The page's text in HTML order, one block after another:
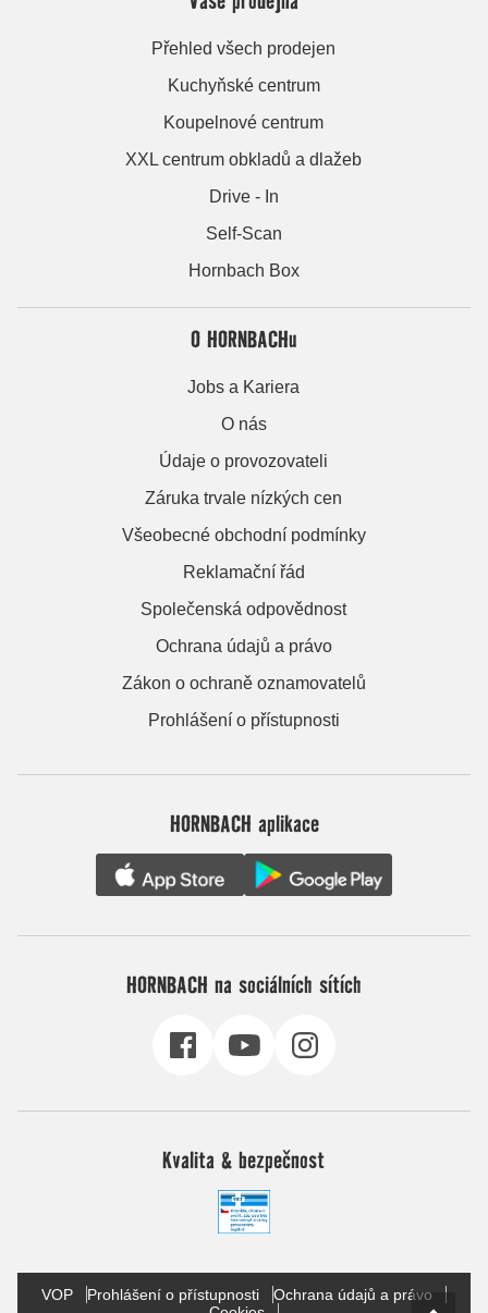
Přehled všech prodejen
Kuchyňské centrum
Koupelnové centrum
XXL centrum obkladů a dlažeb
Drive - In
Self-Scan
Hornbach Box
O HORNBACHu
Jobs a Kariera
O nás
Údaje o provozovateli
Záruka trvale nízkých cen
Všeobecné obchodní podmínky
Reklamační řád
Společenská odpovědnost
Ochrana údajů a právo
Zákon o ochraně oznamovatelů
Prohlášení o přístupnosti
HORNBACH aplikace
HORNBACH na sociálních sítích
Kvalita & bezpečnost
VOP Prohlášení o přístupnosti
Ochrana údajů a právo